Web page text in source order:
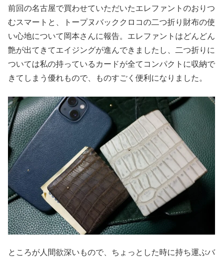
前回の名古屋で買わせていただいたエレファントのおりつ
むスマートと、トープヌバッククロコの二つ折り財布の使
い心地について岡本さんに報告。エレファントはどんどん
艶が出てきてエイジングが進んできましたし、二つ折りに
ついては私の持っているカードが全てコンパクトに収納で
きてしまう優れもので、ものすごく便利になりました。
ところが人間欲深いもので、ちょっとした時に持ち運ぶバ